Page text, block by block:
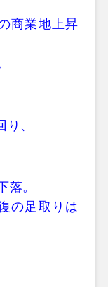
商業地上昇
、
落。
の足取りは